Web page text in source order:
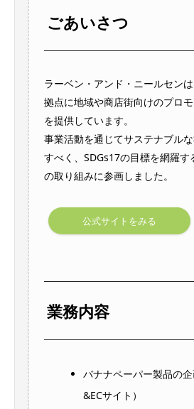
ごあいさつ
ラーベン・アンド・ニールセン
拠点に地域や商店街向けのプロ
を提供しています。
事業活動を通じてサステナブル
すべく、SDGs17の目標を網羅す
の取り組みに参画しました。
公式サイトをみる
業務内容
バナナペーパー製品の
&ECサイト）